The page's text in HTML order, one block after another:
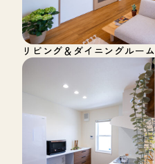
リビング＆ダイニングルーム